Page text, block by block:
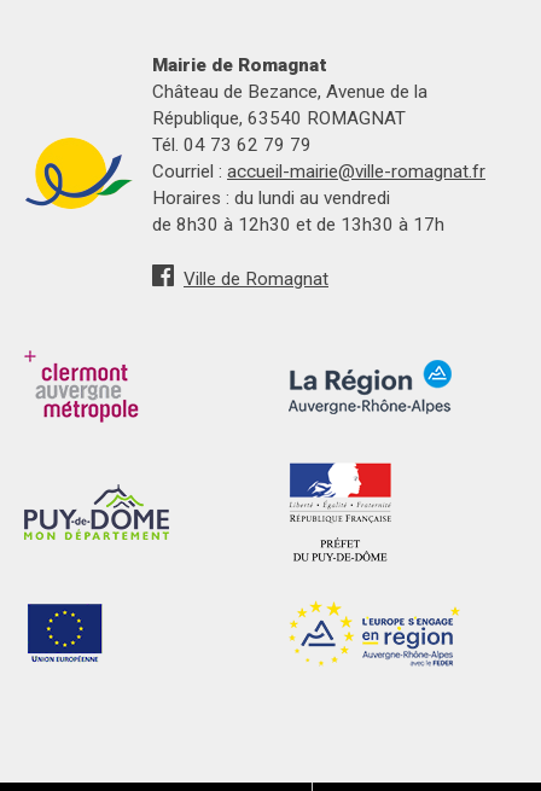
Mairie de Romagnat
Château de Bezance, Avenue de la
République, 63540 ROMAGNAT
Tél. 04 73 62 79 79
Courriel : accueil-mairie@ville-romagnat.fr
Horaires : du lundi au vendredi
de 8h30 à 12h30 et de 13h30 à 17h
Ville de Romagnat